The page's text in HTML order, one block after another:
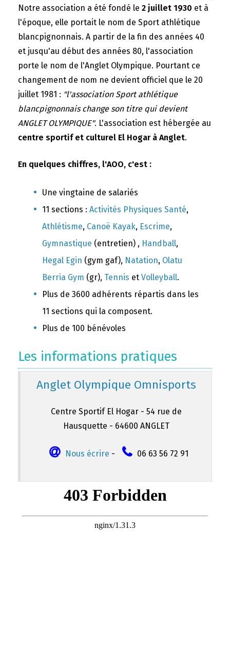
Notre association a été fondé le 2 juillet 1930 et à
l'époque, elle portait le nom de Sport athlétique
blancpignonnais. A partir de la fin des années 40
et jusqu'au début des années 80, l'association
porte le nom de l'Anglet Olympique. Pourtant ce
changement de nom ne devient officiel que le 20
juillet 1981 : "l'association Sport athlétique
blancpignonnais change son titre qui devient
ANGLET OLYMPIQUE". L'association est hébergée au
centre sportif et culturel El Hogar à Anglet.
En quelques chiffres, l'AOO, c'est :
Une vingtaine de salariés
11 sections : Activités Physiques Santé,
Athlétisme, Canoë Kayak, Escrime,
Gymnastique (entretien) , Handball,
Hegal Egin (gym gaf), Natation, Olatu
Berria Gym (gr), Tennis et Volleyball.
Plus de 3600 adhérents répartis dans les
11 sections qui la composent.
Plus de 100 bénévoles
Les informations pratiques
Anglet Olympique Omnisports
Centre Sportif El Hogar - 54 rue de
Hausquette - 64600 ANGLET
Nous écrire - 06 63 56 72 91